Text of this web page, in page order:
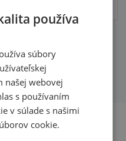
používa
súbory
našej webovej
s používaním
v súlade s našimi
cookie.